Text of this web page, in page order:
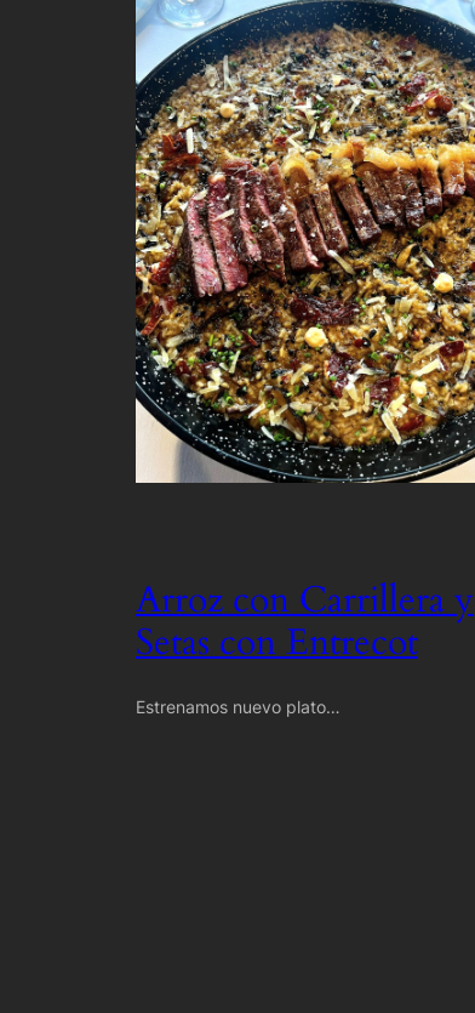
Arroz con Carrillera y
Setas con Entrecot
Estrenamos nuevo plato…